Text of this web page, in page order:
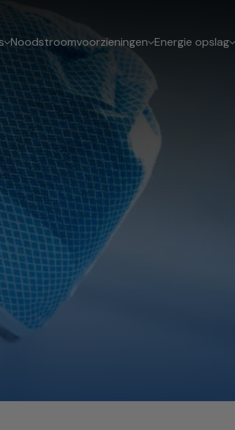
Noodstroomvoorzieningen Energie opslag